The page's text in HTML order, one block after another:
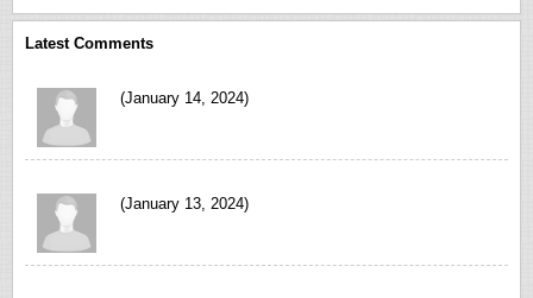
Latest Comments
(January 14, 2024)
(January 13, 2024)